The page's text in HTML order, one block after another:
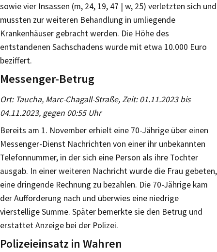
sowie vier Insassen (m, 24, 19, 47 | w, 25) verletzten sich und
mussten zur weiteren Behandlung in umliegende
Krankenhäuser gebracht werden. Die Höhe des
entstandenen Sachschadens wurde mit etwa 10.000 Euro
beziffert.
Messenger-Betrug
Ort: Taucha, Marc-Chagall-Straße, Zeit: 01.11.2023 bis
04.11.2023, gegen 00:55 Uhr
Bereits am 1. November erhielt eine 70-Jährige über einen
Messenger-Dienst Nachrichten von einer ihr unbekannten
Telefonnummer, in der sich eine Person als ihre Tochter
ausgab. In einer weiteren Nachricht wurde die Frau gebeten,
eine dringende Rechnung zu bezahlen. Die 70-Jährige kam
der Aufforderung nach und überwies eine niedrige
vierstellige Summe. Später bemerkte sie den Betrug und
erstattet Anzeige bei der Polizei.
Polizeieinsatz in Wahren